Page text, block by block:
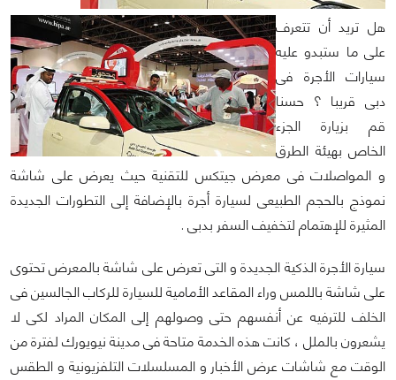
هل تريد أن تتعرف
على ما ستبدو عليه
سيارات الأجرة فى
دبى قريبا ؟ حسنا
قم بزيارة الجزء
الخاص بهيئة الطرق
و المواصلات فى معرض جيتكس للتقنية حيث يعرض على شاشة
نموذج بالحجم الطبيعى لسيارة أجرة بالإضافة إلى التطورات الجديدة
المثيرة للإهتمام لتخفيف السفر بدبى .
سيارة الأجرة الذكية الجديدة و التى تعرض على شاشة بالمعرض تحتوى
على شاشة باللمس وراء المقاعد الأمامية للسيارة للركاب الجالسين فى
الخلف للترفيه عن أنفسهم حتى وصولهم إلى المكان المراد لكى لا
يشعرون بالملل ، كانت هذه الخدمة متاحة فى مدينة نيويورك لفترة من
الوقت مع شاشات عرض الأخبار و المسلسلات التلفزيونية و الطقس